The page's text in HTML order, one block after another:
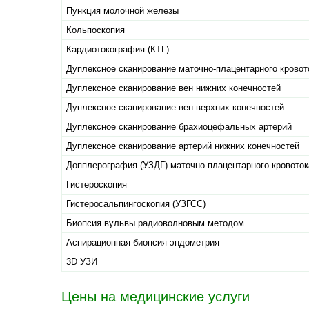
Пункция молочной железы
Кольпоскопия
Кардиотокография (КТГ)
Дуплексное сканирование маточно-плацентарного
Дуплексное сканирование вен нижних конечностей
Дуплексное сканирование вен верхних конечностей
Дуплексное сканирование брахиоцефальных артерий
Дуплексное сканирование артерий нижних конечностей
Допплерография (УЗДГ) маточно-плацентарного
Гистероскопия
Гистеросальпингоскопия (УЗГСС)
Биопсия вульвы радиоволновым методом
Аспирационная биопсия эндометрия
3D УЗИ
Цены на медицинские услуги